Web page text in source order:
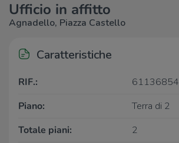
Ufficio in affitto
Agnadello, Piazza Castello
Caratteristiche
RIF.:
61136854
Piano:
Terra di 2
Totale piani:
2